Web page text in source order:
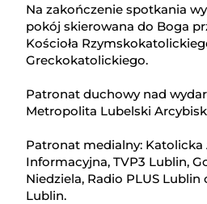
Na zakończenie spotkania
pokój skierowana do Boga
Kościoła
Greckokatolickiego.
Patronat duchowy nad
Metropolita Lubelski
Patronat medialny: Katolicka
Informacyjna, TVP3 Lublin,
Niedziela, Radio PLUS Lublin
Lublin.